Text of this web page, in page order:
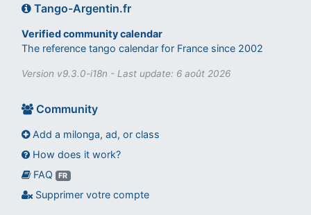
Tango-Argentin.fr
Verified community calendar
The reference tango calendar for France since 2002
Version v9.3.0-i18n - Last update: 6 août 2026
Community
Add a milonga, ad, or class
How does it work?
FAQ
FR
Supprimer votre compte
Assistant tango-argentin.fr
Questions sur les milongas, cours et stages